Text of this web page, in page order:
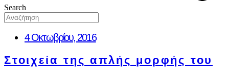
Search
4 Οκτωβρίου, 2016
Στοιχεία της απλής μορφής του